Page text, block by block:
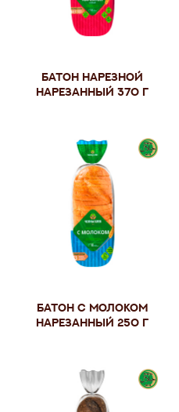
Батон Нарезной
нарезанный 370 г
Батон с молоком
нарезанный 250 г